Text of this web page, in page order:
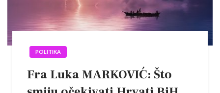
POLITIKA
Fra Luka MARKOVIĆ: Što